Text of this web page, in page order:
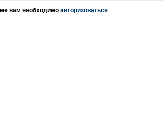
вам необходимо авторизоваться